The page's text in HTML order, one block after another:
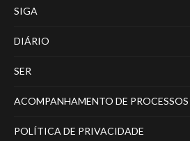
SIGA
DIÁRIO
SER
ACOMPANHAMENTO DE PROCESSOS
POLÍTICA DE PRIVACIDADE